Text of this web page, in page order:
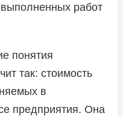
работ
понятия
так: стоимость
в
предприятия. Она